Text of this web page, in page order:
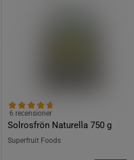
Solrosfrön Naturella 750 g
6 recensioner
Superfruit Foods